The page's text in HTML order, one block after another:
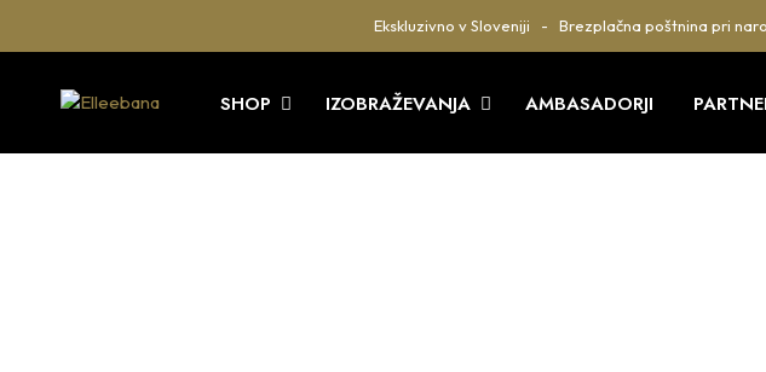
Ekskluzivno v Sloveniji - Brezplačna poštnina pri
SHOP IZOBRAŽEVANJA AMBASADORJI